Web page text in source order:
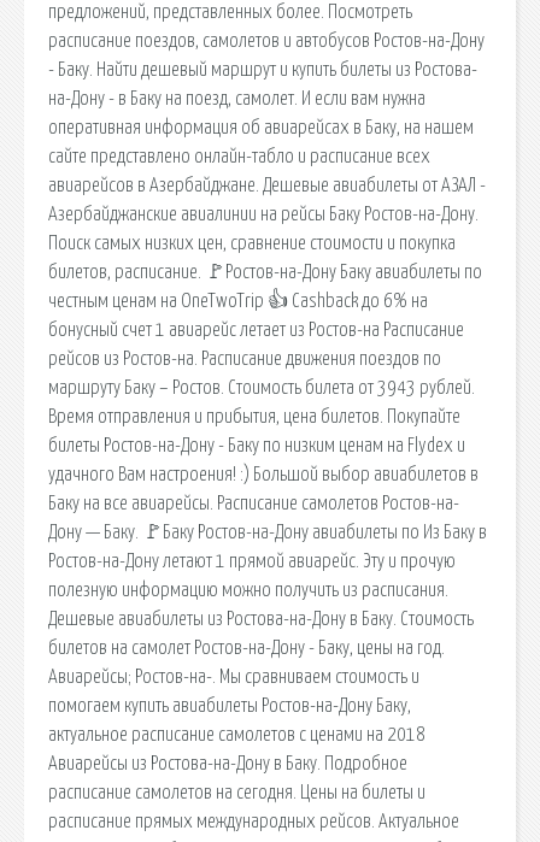
предложений, представленных более. Посмотреть
расписание поездов, самолетов и автобусов Ростов-на-Дону
- Баку. Найти дешевый маршрут и купить билеты из Ростова-
на-Дону - в Баку на поезд, самолет. И если вам нужна
оперативная информация об авиарейсах в Баку, на нашем
сайте представлено онлайн-табло и расписание всех
авиарейсов в Азербайджане. Дешевые авиабилеты от АЗАЛ -
Азербайджанские авиалинии на рейсы Баку Ростов-на-Дону.
Поиск самых низких цен, сравнение стоимости и покупка
билетов, расписание. 🚩Ростов-на-Дону Баку авиабилеты по
честным ценам на OneTwoTrip 👍 Cashback до 6% на
бонусный счет 1 авиарейс летает из Ростов-на Расписание
рейсов из Ростов-на. Расписание движения поездов по
маршруту Баку – Ростов. Стоимость билета от 3943 рублей.
Время отправления и прибытия, цена билетов. Покупайте
билеты Ростов-на-Дону - Баку по низким ценам на Flydex и
удачного Вам настроения! :) Большой выбор авиабилетов в
Баку на все авиарейсы. Расписание самолетов Ростов-на-
Дону — Баку. 🚩Баку Ростов-на-Дону авиабилеты по Из Баку в
Ростов-на-Дону летают 1 прямой авиарейс. Эту и прочую
полезную информацию можно получить из расписания.
Дешевые авиабилеты из Ростова-на-Дону в Баку. Стоимость
билетов на самолет Ростов-на-Дону - Баку, цены на год.
Авиарейсы; Ростов-на-. Мы сравниваем стоимость и
помогаем купить авиабилеты Ростов-на-Дону Баку,
актуальное расписание самолетов с ценами на 2018
Авиарейсы из Ростова-на-Дону в Баку. Подробное
расписание самолетов на сегодня. Цены на билеты и
расписание прямых международных рейсов. Актуальное